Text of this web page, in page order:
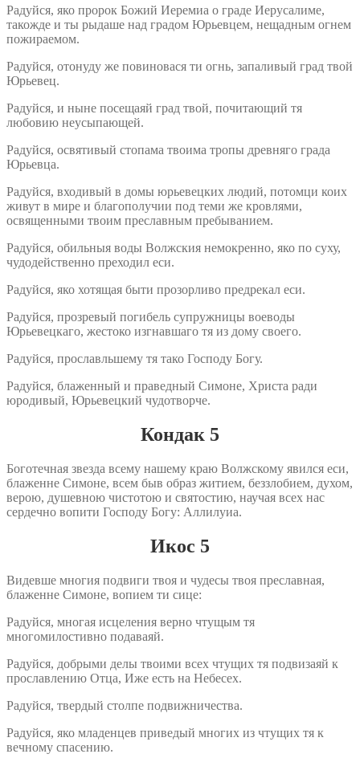
Радуйся, яко пророк Божий Иеремиа о граде Иерусалиме,
такожде и ты рыдаше над градом Юрьевцем, нещадным огнем
пожираемом.
Радуйся, отонуду же повиновася ти огнь, запаливый град твой
Юрьевец.
Радуйся, и ныне посещаяй град твой, почитающий тя
любовию неусыпающей.
Радуйся, освятивый стопама твоима тропы древняго града
Юрьевца.
Радуйся, входивый в домы юрьевецких людий, потомци коих
живут в мире и благополучии под теми же кровлями,
освященными твоим преславным пребыванием.
Радуйся, обильныя воды Волжския немокренно, яко по суху,
чудодейственно преходил еси.
Радуйся, яко хотящая быти прозорливо предрекал еси.
Радуйся, прозревый погибель супружницы воеводы
Юрьевецкаго, жестоко изгнавшаго тя из дому своего.
Радуйся, прославльшему тя тако Господу Богу.
Радуйся, блаженный и праведный Симоне, Христа ради
юродивый, Юрьевецкий чудотворче.
Кондак 5
Боготечная звезда всему нашему краю Волжскому явился еси,
блаженне Симоне, всем быв образ житием, беззлобием, духом,
верою, душевною чистотою и святостию, научая всех нас
сердечно вопити Господу Богу: Аллилуиа.
Икос 5
Видевше многия подвиги твоя и чудесы твоя преславная,
блаженне Симоне, вопием ти сице:
Радуйся, многая исцеления верно чтущым тя
многомилостивно подаваяй.
Радуйся, добрыми делы твоими всех чтущих тя подвизаяй к
прославлению Отца, Иже есть на Небесех.
Радуйся, твердый столпе подвижничества.
Радуйся, яко младенцев приведый многих из чтущих тя к
вечному спасению.